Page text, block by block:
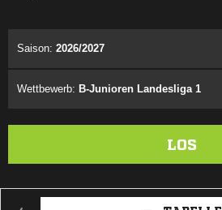
Saison: 2026/2027
Wettbewerb: B-Junioren Landesliga 1
LOS